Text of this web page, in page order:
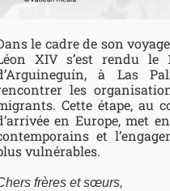
le cadre de son
XIV s’est rendu
à Las
les
Cette étape, au
en Europe, met
et
vulnérables.
frères et sœurs,